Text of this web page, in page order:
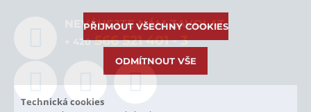
NEVÁHEJTE NÁM ZAVOLAT.
+ 420 566 521 401- 3
Technická cookies
PŘIJMOUT VŠECHNY COOKIES
ODMÍTNOUT VŠE